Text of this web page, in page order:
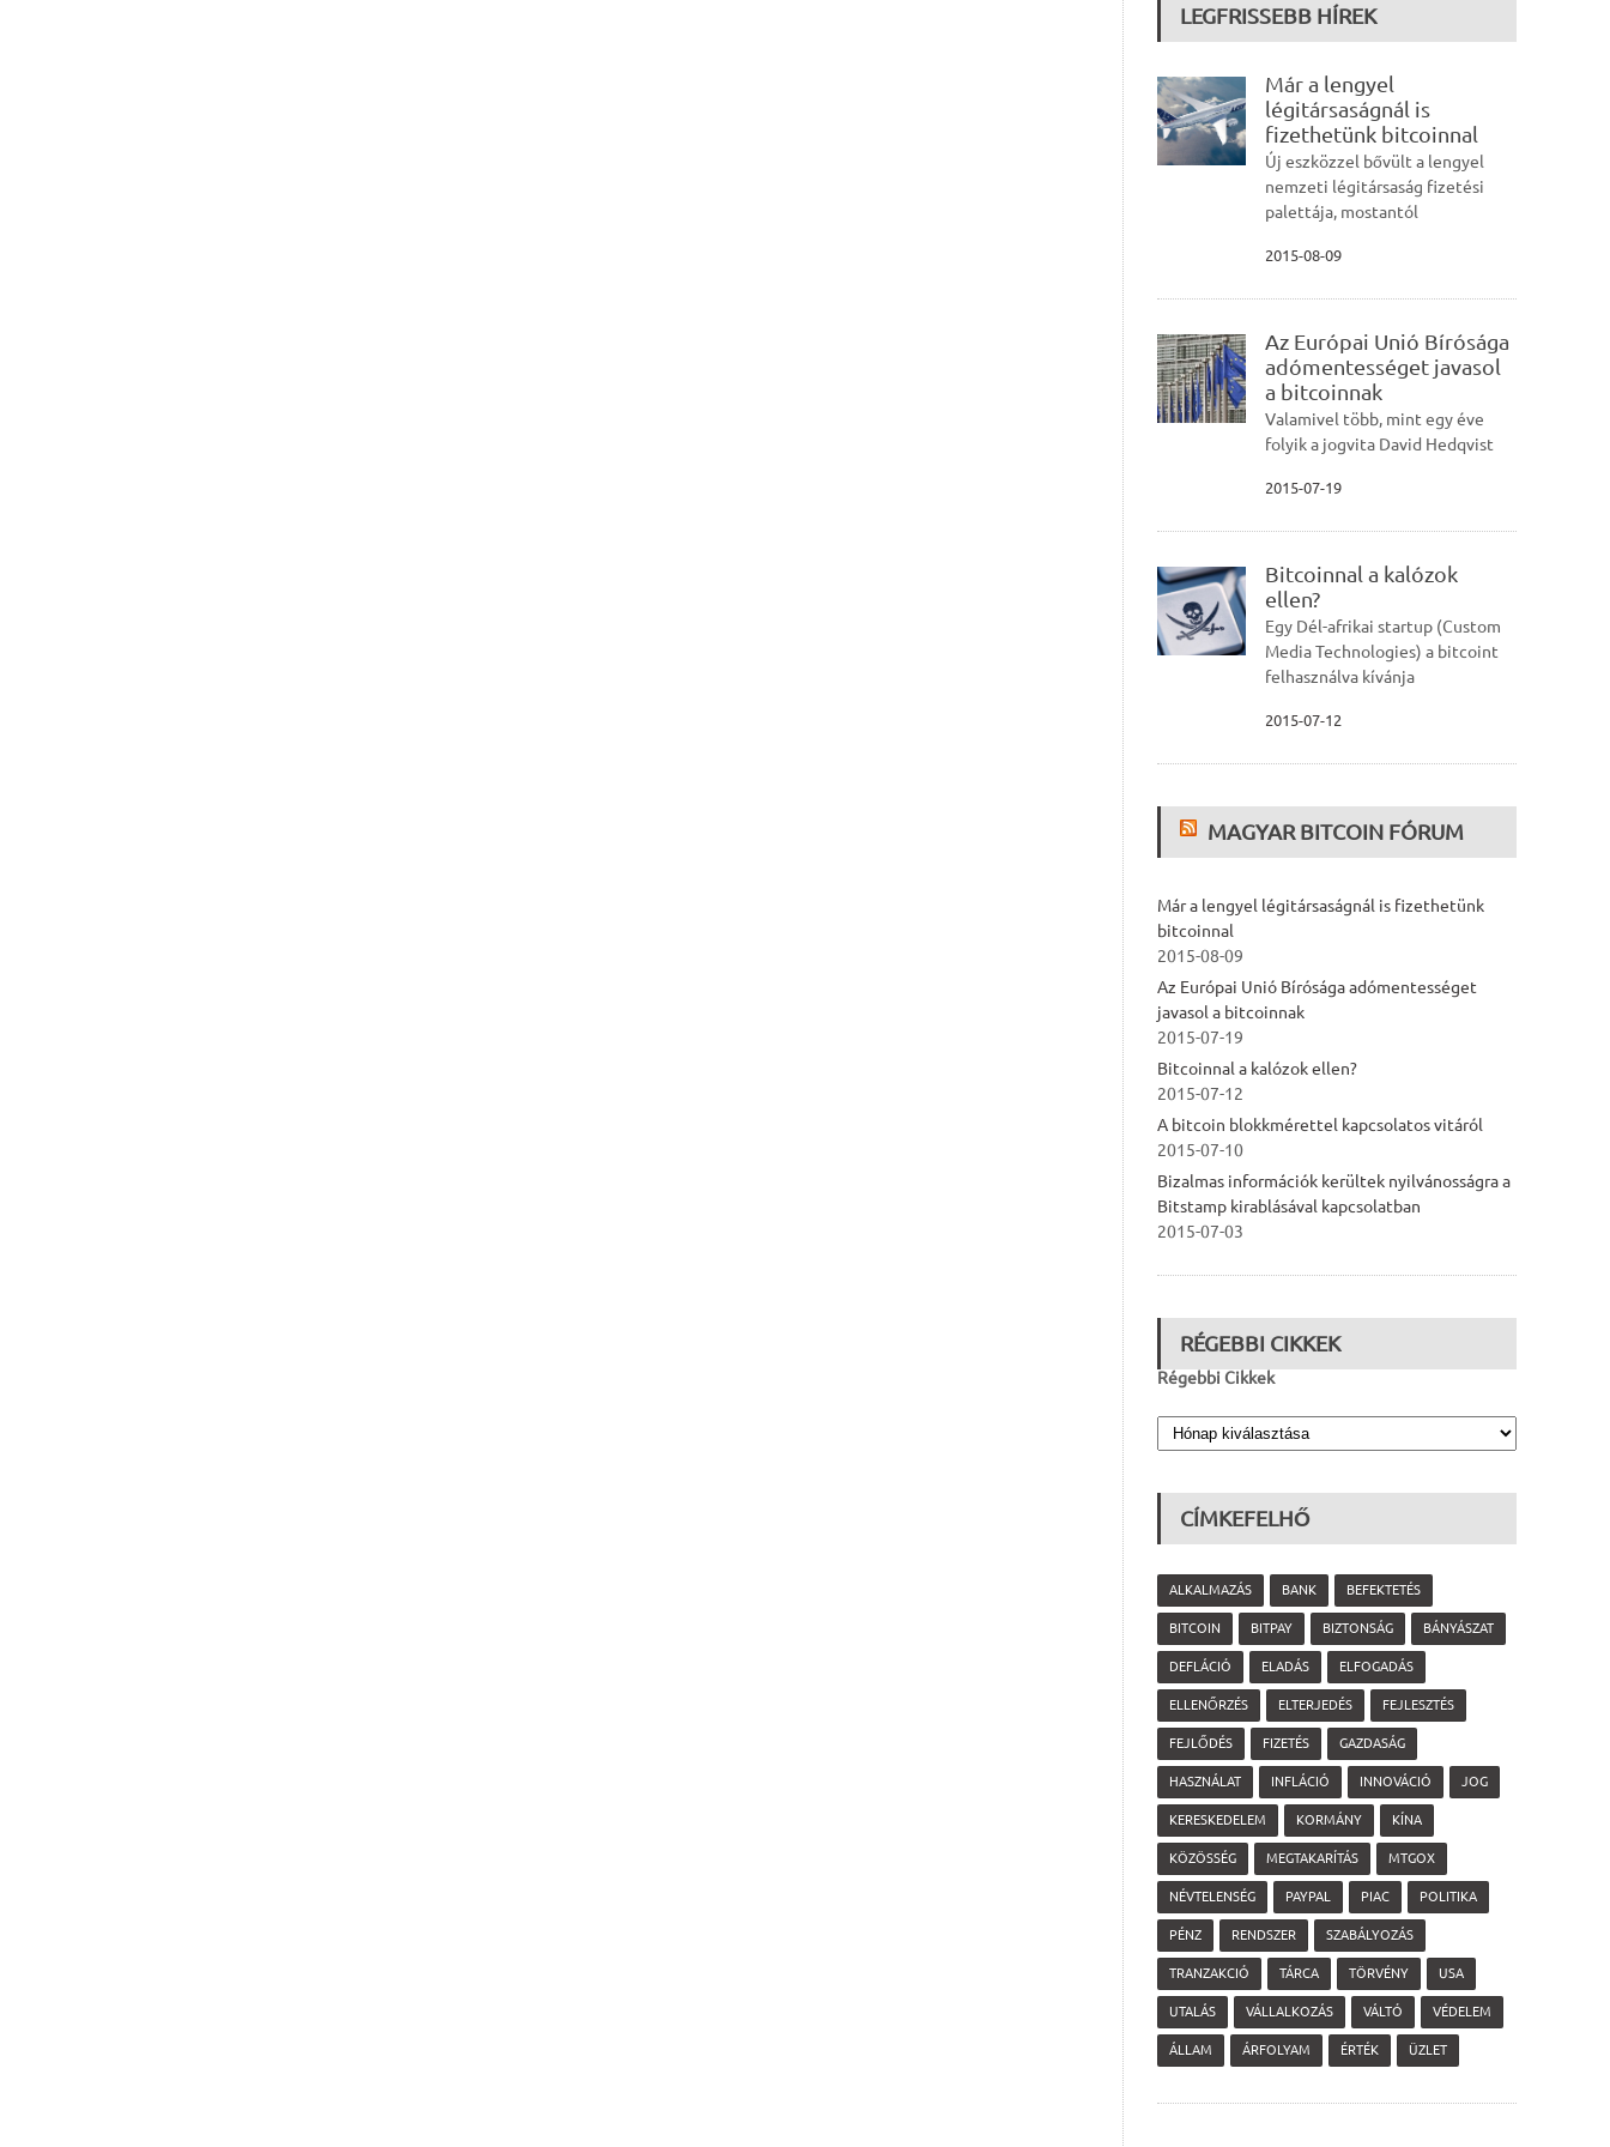
LEGFRISSEBB HÍREK
Már a lengyel
légitársaságnál is
fizethetünk bitcoinnal
Új eszközzel bővült a lengyel
nemzeti légitársaság fizetési
palettája, mostantól
2015-08-09
Az Európai Unió Bírósága
adómentességet javasol
a bitcoinnak
Valamivel több, mint egy éve
folyik a jogvita David Hedqvist
2015-07-19
Bitcoinnal a kalózok
ellen?
Egy Dél-afrikai startup (Custom
Media Technologies) a bitcoint
felhasználva kívánja
2015-07-12
MAGYAR BITCOIN FÓRUM
Már a lengyel légitársaságnál is fizethetünk
bitcoinnal
2015-08-09
Az Európai Unió Bírósága adómentességet
javasol a bitcoinnak
2015-07-19
Bitcoinnal a kalózok ellen?
2015-07-12
A bitcoin blokkmérettel kapcsolatos vitáról
2015-07-10
Bizalmas információk kerültek nyilvánosságra a
Bitstamp kirablásával kapcsolatban
2015-07-03
RÉGEBBI CIKKEK
Régebbi Cikkek
CÍMKEFELHŐ
ALKALMAZÁS BANK BEFEKTETÉS
BITCOIN BITPAY BIZTONSÁG BÁNYÁSZAT
DEFLÁCIÓ ELADÁS ELFOGADÁS
ELLENŐRZÉS ELTERJEDÉS FEJLESZTÉS
FEJLŐDÉS FIZETÉS GAZDASÁG
HASZNÁLAT INFLÁCIÓ INNOVÁCIÓ JOG
KERESKEDELEM KORMÁNY KÍNA
KÖZÖSSÉG MEGTAKARÍTÁS MTGOX
NÉVTELENSÉG PAYPAL PIAC POLITIKA
PÉNZ RENDSZER SZABÁLYOZÁS
TRANZAKCIÓ TÁRCA TÖRVÉNY USA
UTALÁS VÁLLALKOZÁS VÁLTÓ VÉDELEM
ÁLLAM ÁRFOLYAM ÉRTÉK ÜZLET